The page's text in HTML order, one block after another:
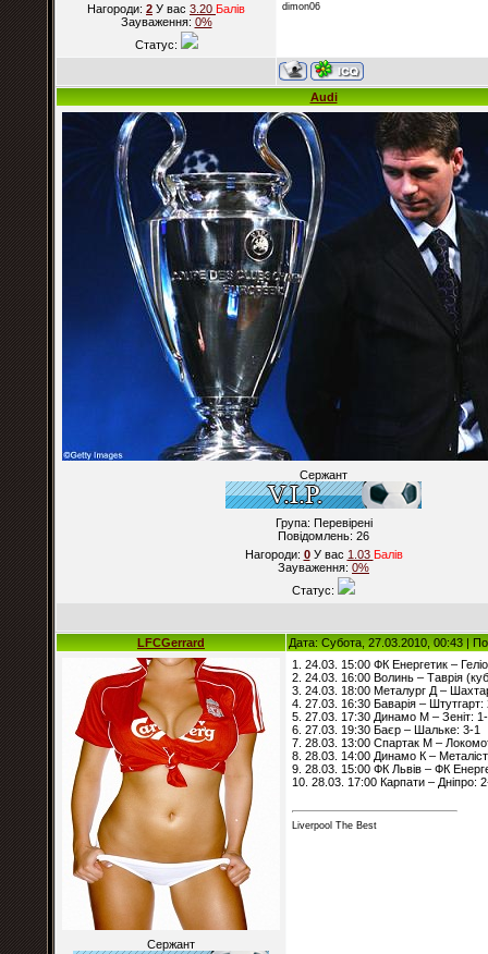
Нагороди: 2 У вас 3.20 Балiв
Зауваження: 0%
Статус:
dimon06
Audi
Сержант
Група: Перевірені
Повідомлень: 26
Нагороди: 0У вас 1.03 Балiв
Зауваження: 0%
Статус:
LFCGerrard Дата: Субота, 27.03.2010, 00:43 |
Сержант
1. 24.03. 15:00 ФК Енергетик –
2. 24.03. 16:00 Волинь – Таврія
3. 24.03. 18:00 Металург Д –
4. 27.03. 16:30 Баварія – Штутгарт:
5. 27.03. 17:30 Динамо М – Зеніт:
6. 27.03. 19:30 Баєр – Шальке: 3-1
7. 28.03. 13:00 Спартак М –
8. 28.03. 14:00 Динамо К –
9. 28.03. 15:00 ФК Львів – ФК
10. 28.03. 17:00 Карпати – Дніпро:
Liverpool The Best